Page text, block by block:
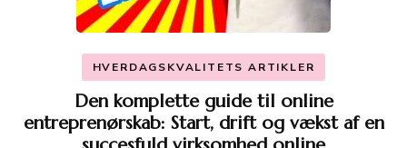
HVERDAGSKVALITETS ARTIKLER
Den komplette guide til online
entreprenørskab: Start, drift og vækst af en